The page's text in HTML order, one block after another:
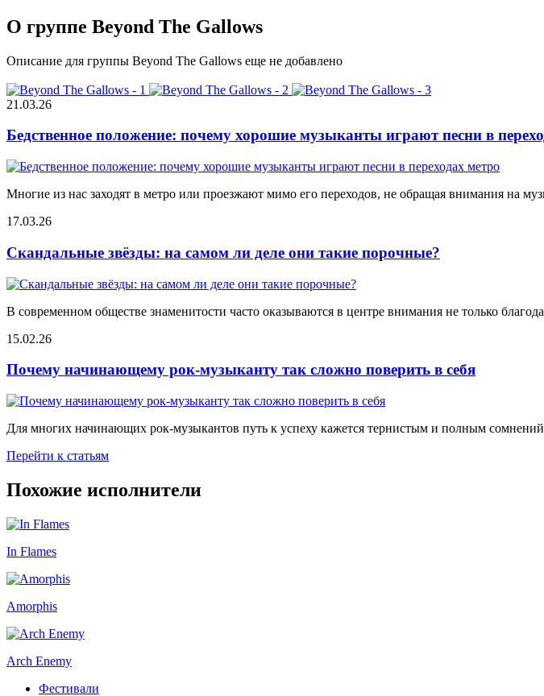
О группе Beyond The Gallows
Описание для группы Beyond The Gallows еще не добавлено
21.03.26
Бедственное положение: почему хорошие музыканты играют песни в
Многие из нас заходят в метро или проезжают мимо его переходов, не обращая внимания на
17.03.26
Скандальные звёзды: на самом ли деле они такие порочные?
В современном обществе знаменитости часто оказываются в центре внимания не только
15.02.26
Почему начинающему рок-музыканту так сложно поверить в себя
Для многих начинающих рок-музыкантов путь к успеху кажется тернистым и полным
Перейти к статьям
Похожие исполнители
In Flames
Amorphis
Arch Enemy
Фестивали